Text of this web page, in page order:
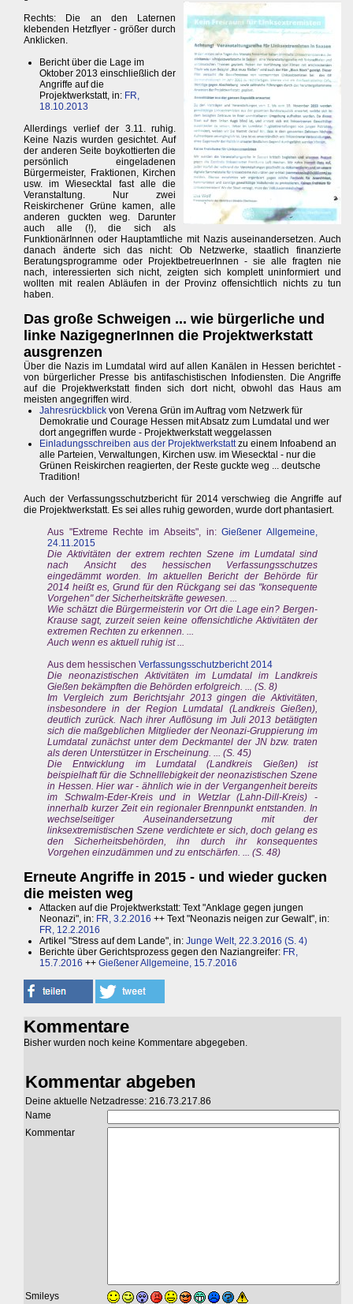
Rechts: Die an den Laternen
klebenden Hetzflyer - größer durch
Anklicken.
Bericht über die Lage im
Oktober 2013 einschließlich der
Angriffe auf die
Projektwerkstatt, in: FR,
18.10.2013
Allerdings verlief der 3.11. ruhig.
Keine Nazis wurden gesichtet. Auf
der anderen Seite boykottierten die
persönlich eingeladenen
Bürgermeister, Fraktionen, Kirchen
usw. im Wiesecktal fast alle die
Veranstaltung. Nur zwei
Reiskirchener Grüne kamen, alle
anderen guckten weg. Darunter
auch alle (!), die sich als
FunktionärInnen oder Hauptamtliche mit Nazis auseinandersetzen. Auch
danach änderte sich das nicht: Ob Netzwerke, staatlich finanzierte
Beratungsprogramme oder ProjektbetreuerInnen - sie alle fragten nie
nach, interessierten sich nicht, zeigten sich komplett uninformiert und
wollten mit realen Abläufen in der Provinz offensichtlich nichts zu tun
haben.
Das große Schweigen ... wie bürgerliche und
linke NazigegnerInnen die Projektwerkstatt
ausgrenzen
Über die Nazis im Lumdatal wird auf allen Kanälen in Hessen berichtet -
von bürgerlicher Presse bis antifaschistischen Infodiensten. Die Angriffe
auf die Projektwerkstatt finden sich dort nicht, obwohl das Haus am
meisten angegriffen wird.
Jahresrückblick von Verena Grün im Auftrag vom Netzwerk für
Demokratie und Courage Hessen mit Absatz zum Lumdatal und wer
dort angegriffen wurde - Projektwerkstatt weggelassen
Einladungsschreiben aus der Projektwerkstattzu einem Infoabend an
alle Parteien, Verwaltungen, Kirchen usw. im Wiesecktal - nur die
Grünen Reiskirchen reagierten, der Reste guckte weg ... deutsche
Tradition!
Auch der Verfassungsschutzbericht für 2014 verschwieg die Angriffe auf
die Projektwerkstatt. Es sei alles ruhig geworden, wurde dort phantasiert.
Aus "Extreme Rechte im Abseits", in:Gießener Allgemeine,
24.11.2015
Die Aktivitäten der extrem rechten Szene im Lumdatal sind
nach Ansicht des hessischen Verfassungsschutzes
eingedämmt worden. Im aktuellen Bericht der Behörde für
2014 heißt es, Grund für den Rückgang sei das "konsequente
Vorgehen" der Sicherheitskräfte gewesen. ...
Wie schätzt die Bürgermeisterin vor Ort die Lage ein? Bergen-
Krause sagt, zurzeit seien keine offensichtliche Aktivitäten der
extremen Rechten zu erkennen. ...
Auch wenn es aktuell ruhig ist ...
Aus dem hessischen Verfassungsschutzbericht 2014
Die neonazistischen Aktivitäten im Lumdatal im Landkreis
Gießen bekämpften die Behörden erfolgreich. ... (S. 8)
Im Vergleich zum Berichtsjahr 2013 gingen die Aktivitäten,
insbesondere in der Region Lumdatal (Landkreis Gießen),
deutlich zurück. Nach ihrer Auflösung im Juli 2013 betätigten
sich die maßgeblichen Mitglieder der Neonazi-Gruppierung im
Lumdatal zunächst unter dem Deckmantel der JN bzw. traten
als deren Unterstützer in Erscheinung. ... (S. 45)
Die Entwicklung im Lumdatal (Landkreis Gießen) ist
beispielhaft für die Schnelllebigkeit der neonazistischen Szene
in Hessen. Hier war - ähnlich wie in der Vergangenheit bereits
im Schwalm-Eder-Kreis und in Wetzlar (Lahn-Dill-Kreis) -
innerhalb kurzer Zeit ein regionaler Brennpunkt entstanden. In
wechselseitiger Auseinandersetzung mit der
linksextremistischen Szene verdichtete er sich, doch gelang es
den Sicherheitsbehörden, ihn durch ihr konsequentes
Vorgehen einzudämmen und zu entschärfen. ... (S. 48)
Erneute Angriffe in 2015 - und wieder gucken
die meisten weg
Attacken auf die Projektwerkstatt: Text "Anklage gegen jungen
Neonazi", in: FR, 3.2.2016 ++ Text "Neonazis neigen zur Gewalt", in:
FR, 12.2.2016
Artikel "Stress auf dem Lande", in: Junge Welt, 22.3.2016 (S. 4)
Berichte über Gerichtsprozess gegen den Naziangreifer: FR,
15.7.2016 ++ Gießener Allgemeine, 15.7.2016
Kommentare
Bisher wurden noch keine Kommentare abgegeben.
Kommentar abgeben
Deine aktuelle Netzadresse: 216.73.217.86
Name
Kommentar
Smileys